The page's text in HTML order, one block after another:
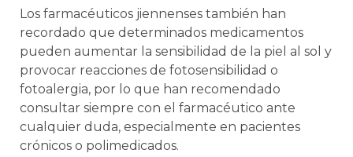
Los farmacéuticos jiennenses también han
recordado que determinados medicamentos
pueden aumentar la sensibilidad de la piel al sol y
provocar reacciones de fotosensibilidad o
fotoalergia, por lo que han recomendado
consultar siempre con el farmacéutico ante
cualquier duda, especialmente en pacientes
crónicos o polimedicados.